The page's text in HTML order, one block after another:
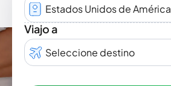
Estados Unidos de América
Viajo a
Seleccione destino